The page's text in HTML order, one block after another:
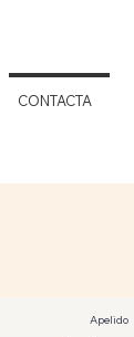
CONTACTA
Apelido